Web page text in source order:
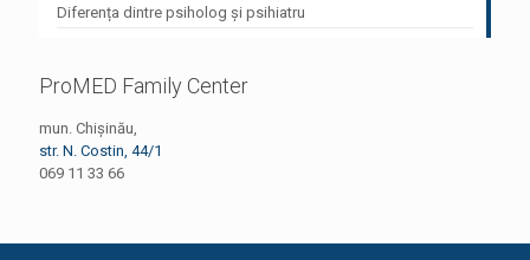
Diferența dintre psiholog și psihiatru
ProMED Family Center
mun. Chișinău,
str. N. Costin, 44/1
069 11 33 66